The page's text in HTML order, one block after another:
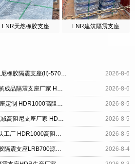
LNR天然橡胶支座 LNR建筑隔震支座
摩擦摆支座生产厂家 HDR高阻尼橡胶隔震支座(II)-570*201-G1.2 建筑抗震隔震支座工厂 2026-8-6
LNR800隔震支座什么价格 建筑成品隔震支座厂家 HDR型高阻尼橡胶隔震支座厂家 2026-8-6
建筑固定型抗震支座 摩擦摆支座定制 HDR1000高阻尼建筑隔震支座源头工厂 2026-8-5
高阻尼支座HDR厂家电话 建筑减高阻尼支座厂家 HDR高阻尼橡胶隔震支座什么价格 2026-8-5
建筑隔震支座橡胶隔震支座源头工厂 HDR1000高阻尼隔震支座源头工厂 建筑摩擦隔震支座生产厂家 2026-8-5
LNR500支座生产加工 天然橡胶隔震支座LRB700源头工厂 橡胶隔震支座HDR厂家 2026-8-4